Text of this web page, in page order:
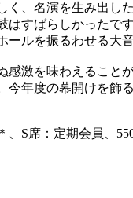
く、名演を生み出し
すばらしかったです
ールを振るわせる大
激を味わえること
今年度の幕開けを飾
、S席：定期会員、